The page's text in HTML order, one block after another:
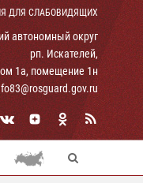
ДЛЯ СЛАБОВИДЯЩИХ
автономный округ
рп. Искателей,
1а, помещение 1н